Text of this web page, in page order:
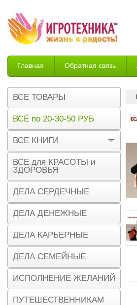
Главная Обратная связь
Возврат
ВСЕ ТОВАРЫ
ВСЁ по 20-30-50 РУБ
ВСЕ КНИГИ
ВСЕ для КРАСОТЫ и
ЗДОРОВЬЯ
ДЕЛА СЕРДЕЧНЫЕ
ДЕЛА ДЕНЕЖНЫЕ
ДЕЛА КАРЬЕРНЫЕ
ДЕЛА СЕМЕЙНЫЕ
ИСПОЛНЕНИЕ ЖЕЛАНИЙ
ПУТЕШЕСТВЕННИКАМ